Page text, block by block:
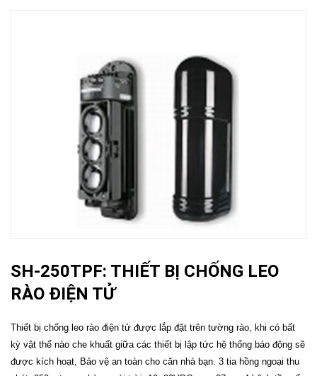
SH-250TPF: THIẾT BỊ CHỐNG LEO
RÀO ĐIỆN TỬ
Thiết bị chống leo rào điện tử được lắp đặt trên tường rào, khi có bất
kỳ vật thể nào che khuất giữa các thiết bị lập tức hệ thống báo động sẽ
được kích hoạt, Bảo vệ an toàn cho căn nhà bạn. 3 tia hồng ngoại thu